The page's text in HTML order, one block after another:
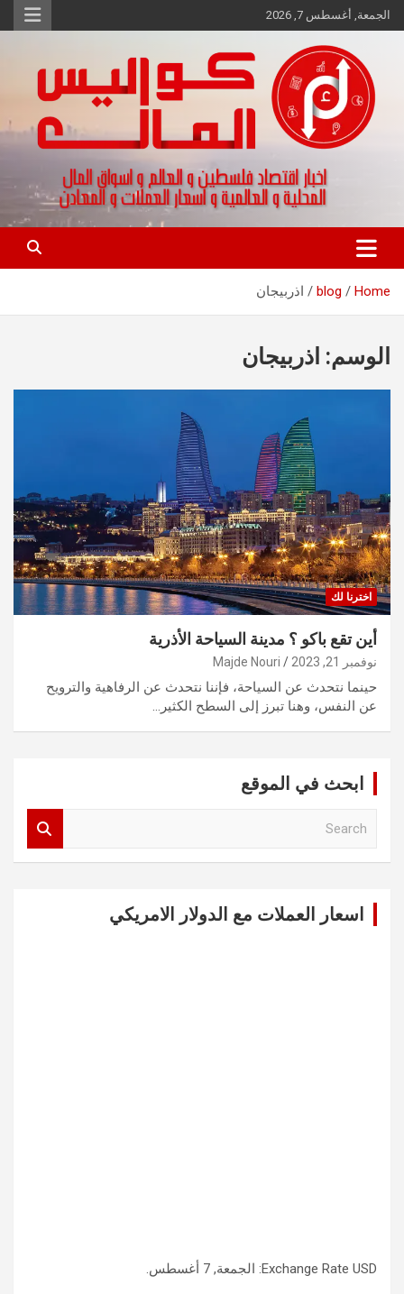
Skip
to
الجمعة, أغسطس 7, 2026
كواليس المال
اخبار اقتصاد فلسطين و العالم و تقارير اسواق المال و العملات
Home
blog اذربيجان
الوسم: اذربيجان
اخترنا لك
أين تقع باكو ؟ مدينة السياحة الأذرية
نوفمبر 21, 2023 Majde Nouri
حينما نتحدث عن السياحة، فإننا نتحدث عن الرفاهية والترويح
عن النفس، وهنا تبرز إلى السطح الكثير…
ابحث في الموقع
اسعار العملات مع الدولار الامريكي
Exchange Rate USD : الجمعة, 7 أغسطس.